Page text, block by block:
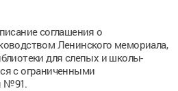
соглашения о
Ленинского мемориала,
для слепых и школы-
с ограниченными
№91.